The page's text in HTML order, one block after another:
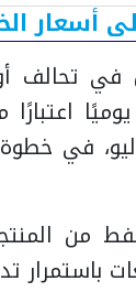
أسعار
بعد
في
من
باستمرار